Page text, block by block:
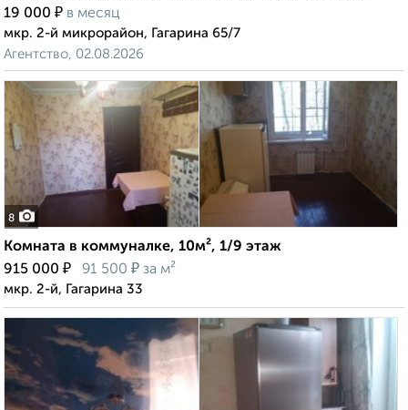
19 000 ₽ в месяц
мкр. 2-й микрорайон, Гагарина 65/7
Агентство, 02.08.2026
8
Комната в коммуналке, 10м², 1/9 этаж
915 000 ₽ 91 500 ₽ за м²
мкр. 2-й, Гагарина 33